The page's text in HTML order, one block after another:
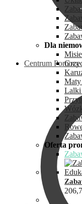
Centrum Pomocy
Dla
Maty
Lalki
Oferta